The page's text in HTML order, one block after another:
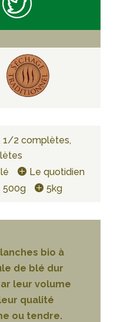
1/2 complètes,
Le quotidien
500g 5kg
bio à
de blé dur
leur volume
qualité
ou tendre.